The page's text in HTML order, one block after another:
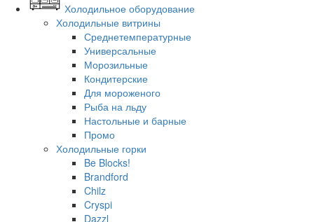
Холодильное оборудование
Холодильные витрины
Среднетемпературные
Универсальные
Морозильные
Кондитерские
Для мороженого
Рыба на льду
Настольные и барные
Промо
Холодильные горки
Be Blocks!
Brandford
Chilz
Cryspi
Dazzl